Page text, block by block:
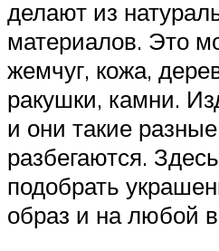
делают из
материалов. Это
жемчуг, кожа,
ракушки, камни.
и они такие
разбегаются.
подобрать
образ и на любой